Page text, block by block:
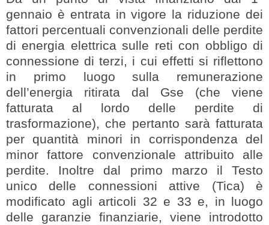
gennaio è entrata in vigore la riduzione dei
fattori percentuali convenzionali delle perdite
di energia elettrica sulle reti con obbligo di
connessione di terzi, i cui effetti si riflettono
in primo luogo sulla remunerazione
dell’energia ritirata dal Gse (che viene
fatturata al lordo delle perdite di
trasformazione), che pertanto sarà fatturata
per quantità minori in corrispondenza del
minor fattore convenzionale attribuito alle
perdite. Inoltre dal primo marzo il Testo
unico delle connessioni attive (Tica) è
modificato agli articoli 32 e 33 e, in luogo
delle garanzie finanziarie, viene introdotto